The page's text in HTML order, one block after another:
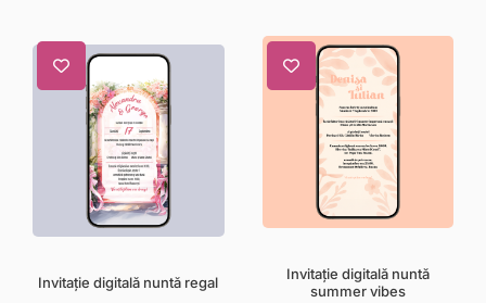
Invitație digitală nuntă regal
Invitație digitală nuntă
summer vibes